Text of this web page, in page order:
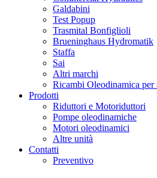
Galdabini
Test Popup
Trasmital Bonfiglioli
Brueninghaus Hydromatik
Staffa
Sai
Altri marchi
Ricambi Oleodinamica per
Prodotti
Riduttori e Motoriduttori
Pompe oleodinamiche
Motori oleodinamici
Altre unità
Contatti
Preventivo